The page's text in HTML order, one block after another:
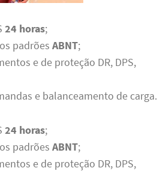
24 horas;
padrõesABNT;
e de proteção DR, DPS,
e balanceamento de carga.
24 horas;
padrõesABNT;
e de proteção DR, DPS,